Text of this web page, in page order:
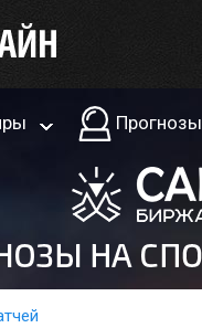
Прогнозы